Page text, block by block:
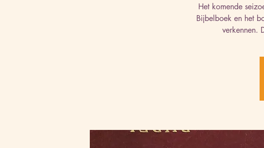
Het komende
Bijbelboek en het
verkennen.